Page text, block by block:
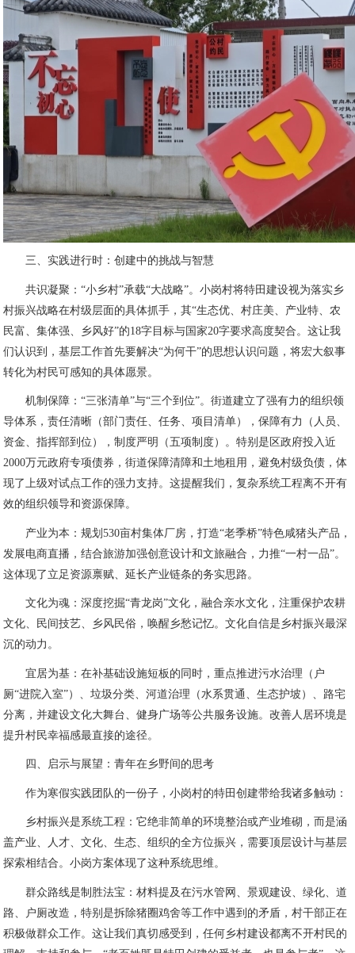
三、实践进行时：创建中的挑战与智慧
共识凝聚：“小乡村”承载“大战略”。小岗村将特田建设视为落实乡
村振兴战略在村级层面的具体抓手，其“生态优、村庄美、产业特、农
民富、集体强、乡风好”的18字目标与国家20字要求高度契合。这让我
们认识到，基层工作首先要解决“为何干”的思想认识问题，将宏大叙事
转化为村民可感知的具体愿景。
机制保障：“三张清单”与“三个到位”。街道建立了强有力的组织领
导体系，责任清晰（部门责任、任务、项目清单），保障有力（人员、
资金、指挥部到位），制度严明（五项制度）。特别是区政府投入近
2000万元政府专项债券，街道保障清障和土地租用，避免村级负债，体
现了上级对试点工作的强力支持。这提醒我们，复杂系统工程离不开有
效的组织领导和资源保障。
产业为本：规划530亩村集体厂房，打造“老季桥”特色咸猪头产品，
发展电商直播，结合旅游加强创意设计和文旅融合，力推“一村一品”。
这体现了立足资源禀赋、延长产业链条的务实思路。
文化为魂：深度挖掘“青龙岗”文化，融合亲水文化，注重保护农耕
文化、民间技艺、乡风民俗，唤醒乡愁记忆。文化自信是乡村振兴最深
沉的动力。
宜居为基：在补基础设施短板的同时，重点推进污水治理（户
厕“进院入室”）、垃圾分类、河道治理（水系贯通、生态护坡）、路宅
分离，并建设文化大舞台、健身广场等公共服务设施。改善人居环境是
提升村民幸福感最直接的途径。
四、启示与展望：青年在乡野间的思考
作为寒假实践团队的一份子，小岗村的特田创建带给我诸多触动：
乡村振兴是系统工程：它绝非简单的环境整治或产业堆砌，而是涵
盖产业、人才、文化、生态、组织的全方位振兴，需要顶层设计与基层
探索相结合。小岗方案体现了这种系统思维。
群众路线是制胜法宝：材料提及在污水管网、景观建设、绿化、道
路、户厕改造，特别是拆除猪圈鸡舍等工作中遇到的矛盾，村干部正在
积极做群众工作。这让我们真切感受到，任何乡村建设都离不开村民的